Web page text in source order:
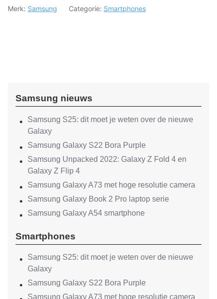
Merk: Samsung Categorie: Smartphones
Samsung nieuws
Samsung S25: dit moet je weten over de nieuwe
Galaxy
Samsung Galaxy S22 Bora Purple
Samsung Unpacked 2022: Galaxy Z Fold 4 en
Galaxy Z Flip 4
Samsung Galaxy A73 met hoge resolutie camera
Samsung Galaxy Book 2 Pro laptop serie
Samsung Galaxy A54 smartphone
Smartphones
Samsung S25: dit moet je weten over de nieuwe
Galaxy
Samsung Galaxy S22 Bora Purple
Samsung Galaxy A73 met hoge resolutie camera